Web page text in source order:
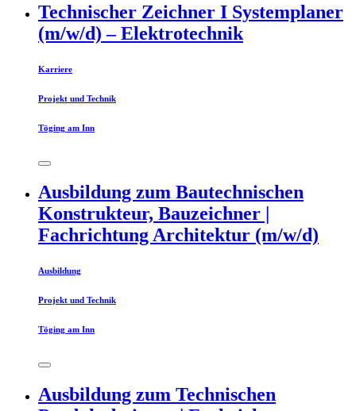
Technischer Zeichner I Systemplaner
(m/w/d) – Elektrotechnik
Karriere
Projekt und Technik
Töging am Inn
Ausbildung zum Bautechnischen
Konstrukteur, Bauzeichner |
Fachrichtung Architektur (m/w/d)
Ausbildung
Projekt und Technik
Töging am Inn
Ausbildung zum Technischen